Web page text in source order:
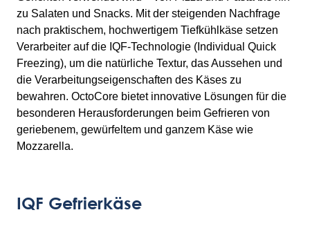
zu Salaten und Snacks. Mit der steigenden Nachfrage
nach praktischem, hochwertigem Tiefkühlkäse setzen
Verarbeiter auf die IQF-Technologie (Individual Quick
Freezing), um die natürliche Textur, das Aussehen und
die Verarbeitungseigenschaften des Käses zu
bewahren. OctoCore bietet innovative Lösungen für die
besonderen Herausforderungen beim Gefrieren von
geriebenem, gewürfeltem und ganzem Käse wie
Mozzarella.
IQF Gefrierkäse